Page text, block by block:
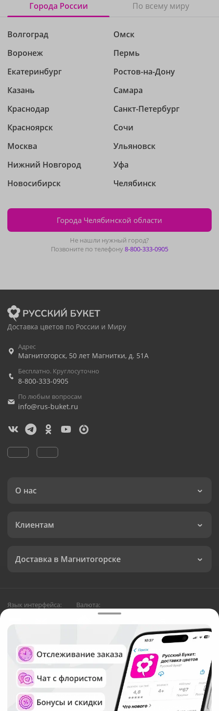
Города России По всему миру
Волгоград
Воронеж
Екатеринбург
Казань
Краснодар
Красноярск
Москва
Нижний Новгород
Новосибирск
Омск
Пермь
Ростов-на-Дону
Самара
Санкт-Петербург
Сочи
Ульяновск
Уфа
Челябинск
Города Челябинской области
Не нашли нужный город?
Позвоните по телефону8-800-333-0905
Доставка цветов по России и Миру
Адрес
Магнитогорск, 50 лет Магнитки, д. 51А
Бесплатно. Круглосуточно
8-800-333-0905
По любым вопросам
info@rus-buket.ru
О нас
Клиентам
Доставка в Магнитогорске
Язык интерфейса: Валюта:
Служба круглосуточной доставки цветов в
Магнитогорске
Русский Букет, 2026
Общество с ограниченной ответственностью «Технология»
ОГРН: 1195476081745, ИНН: 5410081997
Юридический адрес: г. Новосибирск, ул. Ипподромская,